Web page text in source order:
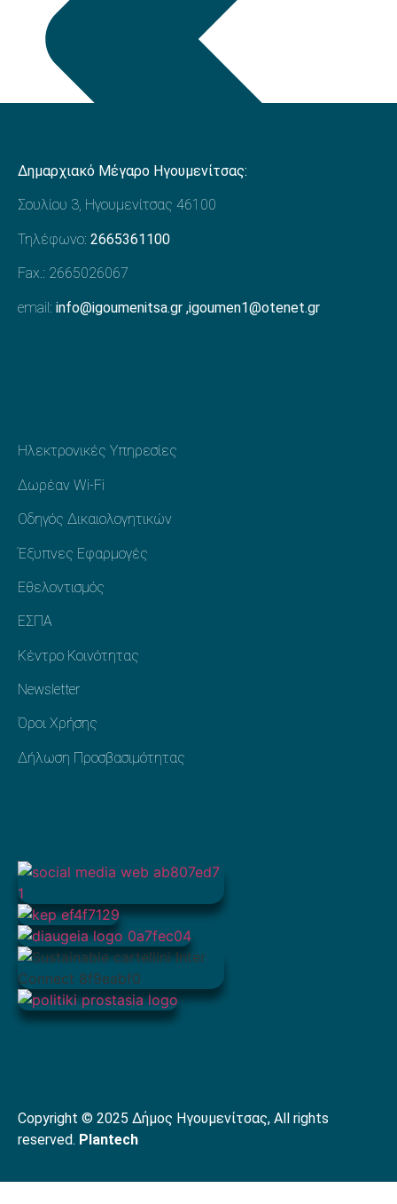
Επόμενο
Δημαρχιακό Μέγαρο Ηγουμενίτσας:
Σουλίου 3, Ηγουμενίτσας 46100
Τηλέφωνο: 2665361100
Fax.: 2665026067
email: info@igoumenitsa.gr ,igoumen1@otenet.gr
Ηλεκτρονικές Υπηρεσίες
Δωρέαν Wi-Fi
Οδηγός Δικαιολογητικών
Έξυπνες Εφαρμογές
Εθελοντισμός
ΕΣΠΑ
Κέντρο Κοινότητας
Newsletter
Όροι Χρήσης
Δήλωση Προσβασιμότητας
Copyright © 2025 Δήμος Ηγουμενίτσας, All rights
reserved. Plantech